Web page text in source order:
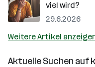
viel wird?
29.6.2026
Weitere Artikel
Aktuelle Suchen auf